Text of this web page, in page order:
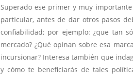
Superado ese primer y muy
particular, antes de dar otros pasos
confiabilidad; por ejemplo: ¿que tan
mercado? ¿Qué opinan sobre esa
incursionar? Interesa también que
y cómo te beneficiarás de tales